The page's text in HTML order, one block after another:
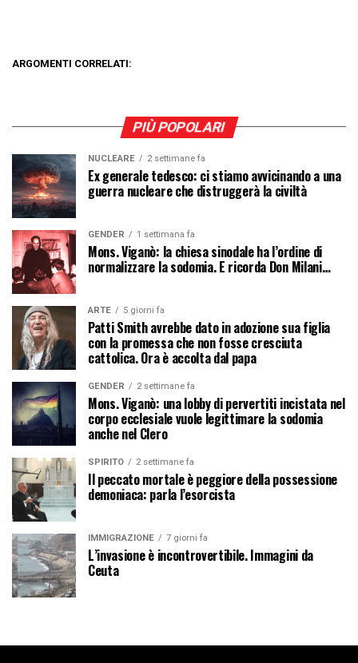
ARGOMENTI CORRELATI:
PIÙ POPOLARI
NUCLEARE 2 settimane fa
Ex generale tedesco: ci stiamo avvicinando a una
guerra nucleare che distruggerà la civiltà
GENDER 1 settimana fa
Mons. Viganò: la chiesa sinodale ha l’ordine di
normalizzare la sodomia. E ricorda Don Milani…
ARTE 5 giorni fa
Patti Smith avrebbe dato in adozione sua figlia
con la promessa che non fosse cresciuta
cattolica. Ora è accolta dal papa
GENDER 2 settimane fa
Mons. Viganò: una lobby di pervertiti incistata nel
corpo ecclesiale vuole legittimare la sodomia
anche nel Clero
SPIRITO 2 settimane fa
Il peccato mortale è peggiore della possessione
demoniaca: parla l’esorcista
IMMIGRAZIONE 7 giorni fa
L’invasione è incontrovertibile. Immagini da
Ceuta